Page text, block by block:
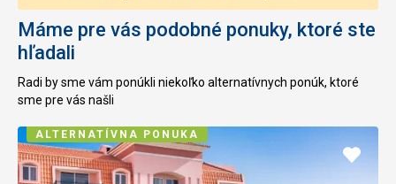
Máme pre vás podobné ponuky, ktoré ste
hľadali
Radi by sme vám ponúkli niekoľko alternatívnych ponúk, ktoré
sme pre vás našli
Pridať
ALTERNATÍVNA PONUKA